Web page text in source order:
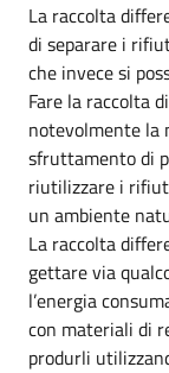
La raccolta
di separare i
che invece si
Fare la raccolta
notevolmente la
sfruttamento di
riutilizzare i
un ambiente
La raccolta
gettare via
l’energia
con materiali di
produrli